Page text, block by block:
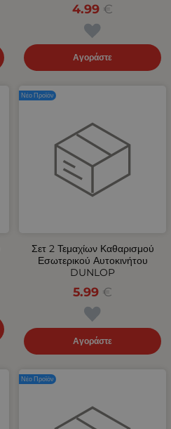
4.99 €
Αγοράστε
Σετ 2 Τεμαχίων Καθαρισμού
Εσωτερικού Αυτοκινήτου
DUNLOP
5.99 €
Αγοράστε
Νέο Προϊόν
Νέο Προϊόν